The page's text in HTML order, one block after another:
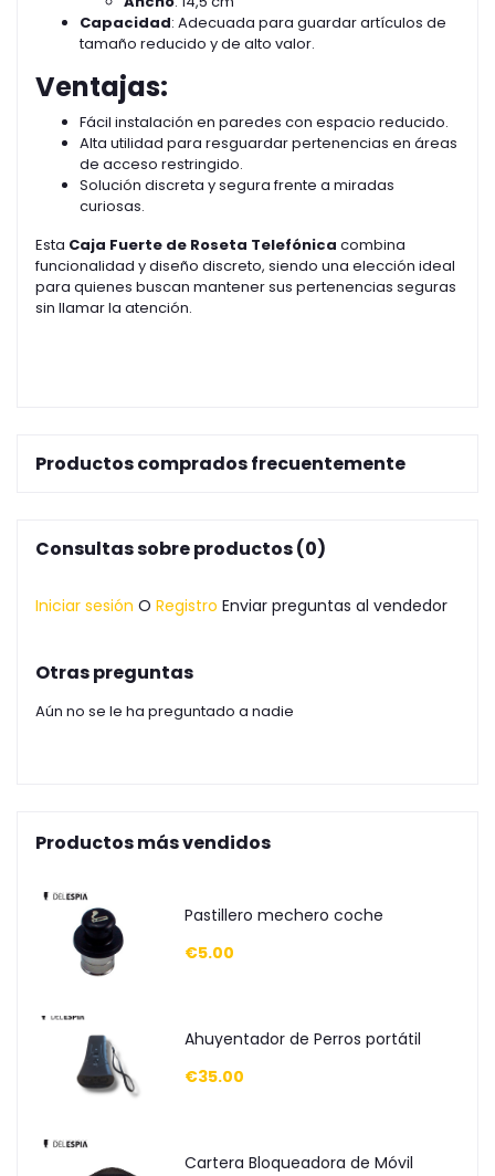
Capacidad: Adecuada para guardar artículos de
tamaño reducido y de alto valor.
Ventajas:
Fácil instalación en paredes con espacio reducido.
Alta utilidad para resguardar pertenencias en áreas
de acceso restringido.
Solución discreta y segura frente a miradas
curiosas.
Esta Caja Fuerte de Roseta Telefónica combina
funcionalidad y diseño discreto, siendo una elección ideal
para quienes buscan mantener sus pertenencias seguras
sin llamar la atención.
Productos comprados frecuentemente
Consultas sobre productos (0)
Iniciar sesión O Registro Enviar preguntas al vendedor
Otras preguntas
Aún no se le ha preguntado a nadie
Productos más vendidos
Pastillero mechero coche
€5.00
Ahuyentador de Perros portátil
€35.00
Cartera Bloqueadora de Móvil